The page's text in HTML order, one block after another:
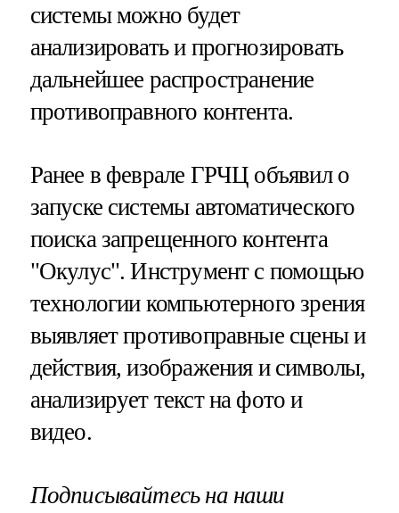
системы можно будет
анализировать и прогнозировать
дальнейшее распространение
противоправного контента.
Ранее в феврале ГРЧЦ объявил о
запуске системы автоматического
поиска запрещенного контента
"Окулус". Инструмент с помощью
технологии компьютерного зрения
выявляет противоправные сцены и
действия, изображения и символы,
анализирует текст на фото и
видео.
Подписывайтесь на наши